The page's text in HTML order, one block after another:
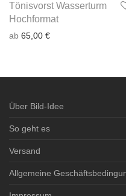
Tönisvorst Wasserturm
Hochformat
ab 65,00 €
Über Bild-Idee
So geht es
Versand
Allgemeine